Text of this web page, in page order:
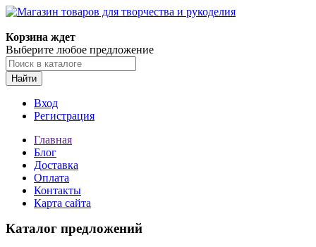
Корзина ждет
Выберите любое предложение
Найти
Вход
Регистрация
Главная
Блог
Доставка
Оплата
Контакты
Карта сайта
Каталог предложений